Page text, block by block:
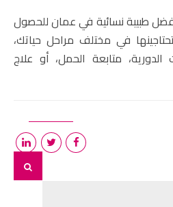
طبيبة نسائية في عمان للحصول
في مختلف مراحل حياتك،
متابعة الحمل، أو علاج